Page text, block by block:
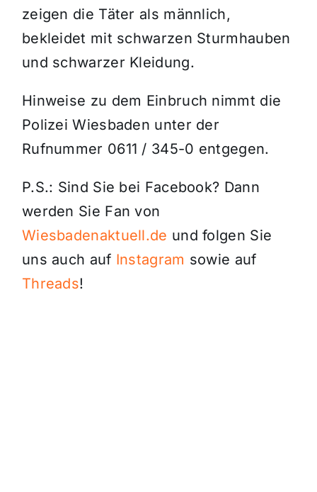
zeigen die Täter als männlich,
bekleidet mit schwarzen Sturmhauben
und schwarzer Kleidung.
Hinweise zu dem Einbruch nimmt die
Polizei Wiesbaden unter der
Rufnummer 0611 / 345-0 entgegen.
P.S.: Sind Sie bei Facebook? Dann
werden Sie Fan von
Wiesbadenaktuell.de und folgen Sie
uns auch auf Instagram sowie auf
Threads!